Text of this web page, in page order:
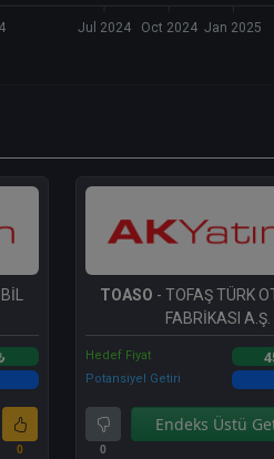
Jul 2024 Oct 2024 Jan 2025
0
TOASO - TOFAŞ TÜRK
FABRİKASI A.Ş.
Hedef Fiyat
Potansiyel Getiri
0
Endeks Üstü